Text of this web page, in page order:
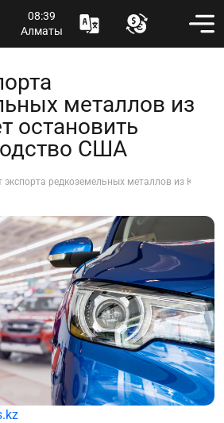
08:39
Алматы
металлов из
остановить
США
экспорта редкоземельных металлов из